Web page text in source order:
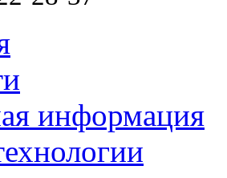
информация